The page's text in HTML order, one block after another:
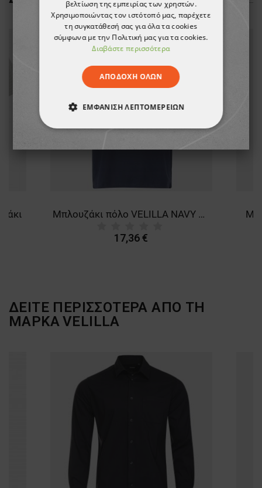
Μπλουζάκι πόλο VELILLA NAVY BLUE
17,36 €
ΔΕΙΤΕ ΠΕΡΙΣΣΟΤΕΡΑ ΑΠΟ ΤΗ
ΜΑΡΚΑVELILLA
βελτίωση της εμπειρίας των χρηστών.
Χρησιμοποιώντας τον ιστότοπό μας, παρέχετε
τη συγκατάθεσή σας για όλα τα cookies
σύμφωνα με την Πολιτική μας για τα cookies.
Διαβάστε περισσότερα
ΑΠΟΔΟΧΉ ΌΛΩΝ
ΕΜΦΆΝΙΣΗ ΛΕΠΤΟΜΕΡΕΙΏΝ
ΑΠΟΛΎΤΩΣ ΑΠΑΡΑΊΤΗΤΑ
ΛΕΙΤΟΥΡΓΙΚΌΤΗΤΑΣ
ΜΗ ΤΑΞΙΝΟΜΗΜΈΝΑ